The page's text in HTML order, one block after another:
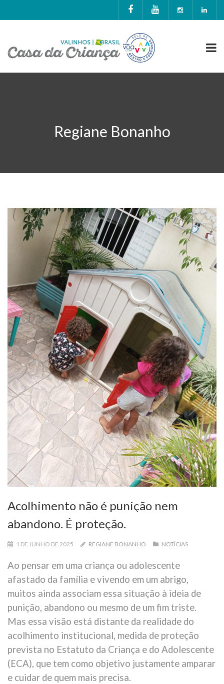
Regiane Bonanho
Acolhimento não é punição nem
abandono. É proteção.
1 DE JUNHO DE 2025 REGIANE BONANHO NOTÍCIAS
Ao pensar em uma criança ou adolescente
afastado da família e vivendo em um abrigo,
muitos ainda associam essa situação à ideia de
punição, abandono ou mesmo de um fim triste.
Mas essa visão está distante da realidade do
acolhimento institucional, medida de proteção
prevista no Estatuto da Criança e do Adolescente
(ECA), que tem como objetivo justamente amparar
e cuidar de quem mais precisa.